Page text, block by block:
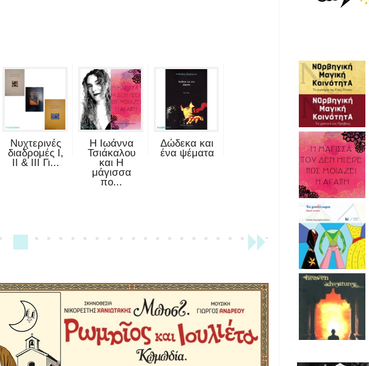
Νυχτερινές
διαδρομές Ι,
ΙΙ & ΙΙΙ Γι...
Η Ιωάννα
Τσιάκαλου
και Η
μάγισσα
πο...
Δώδεκα και
ένα ψέματα